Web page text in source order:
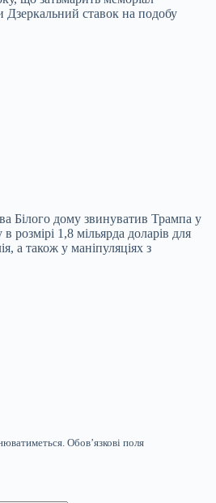
Дзеркальний ставок на подобу
Білого дому звинуватив Трампа у
розмірі 1,8 мільярда доларів для
а також у маніпуляціях з
Обов’язкові поля